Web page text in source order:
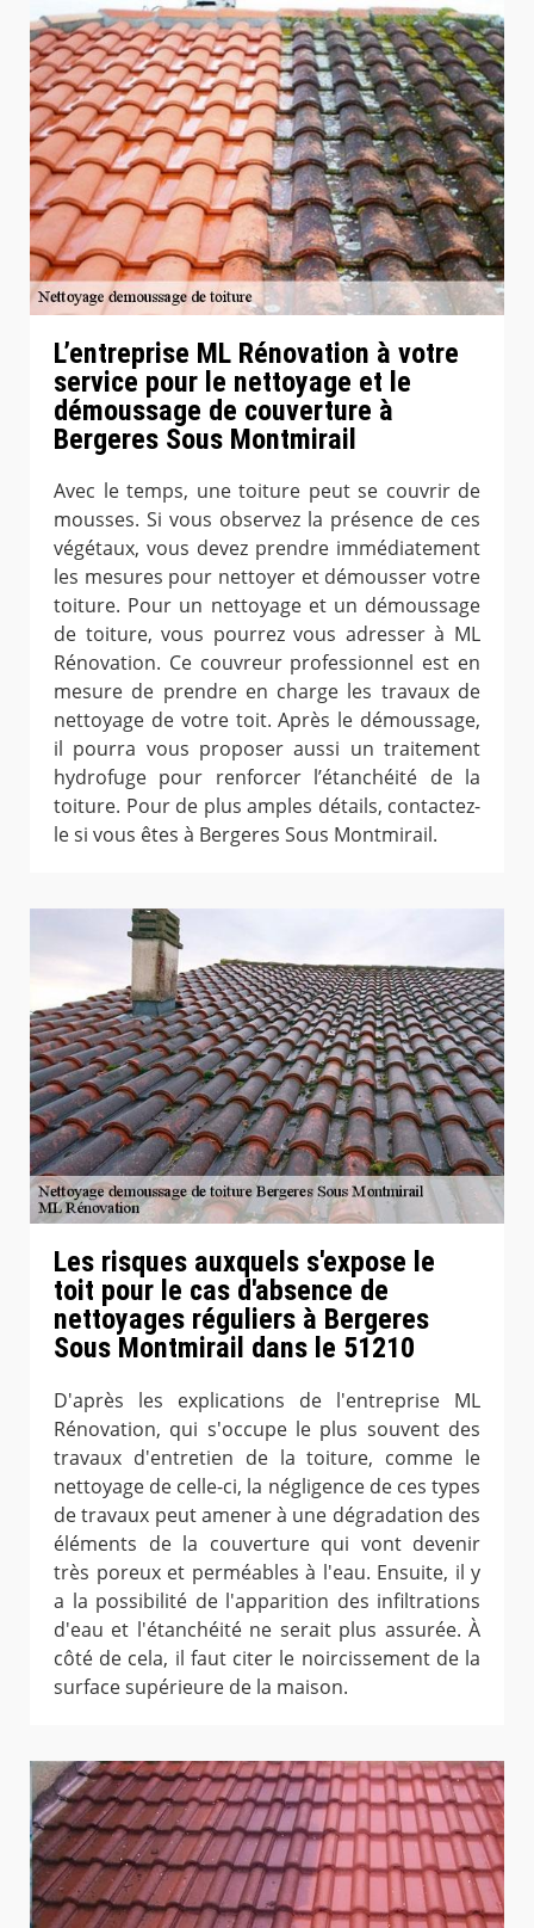
L’entreprise ML Rénovation à votre
service pour le nettoyage et le
démoussage de couverture à
Bergeres Sous Montmirail
Avec le temps, une toiture peut se couvrir de
mousses. Si vous observez la présence de ces
végétaux, vous devez prendre immédiatement
les mesures pour nettoyer et démousser votre
toiture. Pour un nettoyage et un démoussage
de toiture, vous pourrez vous adresser à ML
Rénovation. Ce couvreur professionnel est en
mesure de prendre en charge les travaux de
nettoyage de votre toit. Après le démoussage,
il pourra vous proposer aussi un traitement
hydrofuge pour renforcer l’étanchéité de la
toiture. Pour de plus amples détails, contactez-
le si vous êtes à Bergeres Sous Montmirail.
Les risques auxquels s'expose le
toit pour le cas d'absence de
nettoyages réguliers à Bergeres
Sous Montmirail dans le 51210
D'après les explications de l'entreprise ML
Rénovation, qui s'occupe le plus souvent des
travaux d'entretien de la toiture, comme le
nettoyage de celle-ci, la négligence de ces types
de travaux peut amener à une dégradation des
éléments de la couverture qui vont devenir
très poreux et perméables à l'eau. Ensuite, il y
a la possibilité de l'apparition des infiltrations
d'eau et l'étanchéité ne serait plus assurée. À
côté de cela, il faut citer le noircissement de la
surface supérieure de la maison.